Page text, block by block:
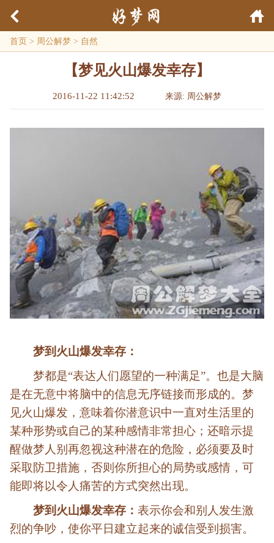
首页 > 周公解梦 > 自然
【梦见火山爆发幸存】
2016-11-22 11:42:52 来源: 周公解梦
梦到火山爆发幸存：
梦都是“表达人们愿望的一种满足”。也是大脑
是在无意中将脑中的信息无序链接而形成的。梦
见火山爆发，意味着你潜意识中一直对生活里的
某种形势或自己的某种感情非常担心；还暗示提
醒做梦人别再忽视这种潜在的危险，必须要及时
采取防卫措施，否则你所担心的局势或感情，可
能即将以令人痛苦的方式突然出现。
梦到火山爆发幸存：表示你会和别人发生激
烈的争吵，使你平日建立起来的诚信受到损害。